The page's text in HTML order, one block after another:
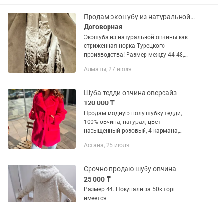
Продам экошубу из натуральной овчины
Договорная
Экошуба из натуральной овчины как
стриженная норка Турецкого
производства! Размер между 44-48,
очень большая. Шуба идеальная и
Цвет...
Алматы, 27 июля
Шуба тедди овчина оверсайз
120 000 ₸
Продам модную полу шубку тедди,
100% овчина, натурал, цвет
насыщенный розовый, 4 кармана,
легкая, стоило 220 тыс, отдам за 120
Астана, 25 июля
Срочно продаю шубу овчина
25 000 ₸
Размер 44. Покупали за 50к.торг
имеется